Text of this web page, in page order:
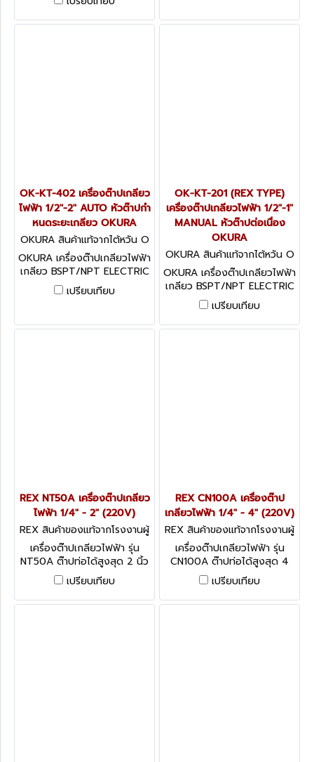
พร้อม
OK-KT-402 เครื่องต๊าปเกลียว
ไฟฟ้า 1/2"-2" AUTO หัวต๊าปกำ
หนดระยะเกลียว OKURA
OKURA สินค้าแท้จากไต้หวัน O
K-KT-402
OKURA เครื่องต๊าปเกลียวไฟฟ้า
เกลียว BSPT/NPT ELECTRIC
THREADING MACHINE อะไหล่
พร้อม
เปรียบเทียบ
OK-KT-201 (REX TYPE)
เครื่องต๊าปเกลียวไฟฟ้า 1/2"-1"
MANUAL หัวต๊าปต่อเนื่อง
OKURA
OKURA สินค้าแท้จากไต้หวัน O
K-KT-201 (REX TYPE)
OKURA เครื่องต๊าปเกลียวไฟฟ้า
เกลียว BSPT/NPT ELECTRIC
THREADING MACHINE อะไหล่
พร้อม
เปรียบเทียบ
REX NT50A เครื่องต๊าปเกลียว
ไฟฟ้า 1/4" - 2" (220V)
REX สินค้าของแท้จากโรงงานผู้
ผลิต NT50A
เครื่องต๊าปเกลียวไฟฟ้า รุ่น
NT50A ต๊าปท่อได้สูงสุด 2 นิ้ว
PIPE THREADING MACHINES
เปรียบเทียบ
REX CN100A เครื่องต๊าป
เกลียวไฟฟ้า 1/4" - 4" (220V)
REX สินค้าของแท้จากโรงงานผู้
ผลิต CN100A
เครื่องต๊าปเกลียวไฟฟ้า รุ่น
CN100A ต๊าปท่อได้สูงสุด 4
นิ้ว PIPE THREADING
MACHINES
เปรียบเทียบ